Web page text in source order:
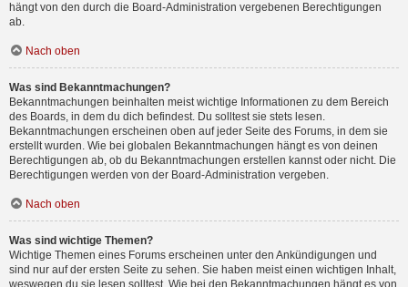
hängt von den durch die Board-Administration vergebenen Berechtigungen
ab.
Nach oben
Was sind Bekanntmachungen?
Bekanntmachungen beinhalten meist wichtige Informationen zu dem Bereich
des Boards, in dem du dich befindest. Du solltest sie stets lesen.
Bekanntmachungen erscheinen oben auf jeder Seite des Forums, in dem sie
erstellt wurden. Wie bei globalen Bekanntmachungen hängt es von deinen
Berechtigungen ab, ob du Bekanntmachungen erstellen kannst oder nicht. Die
Berechtigungen werden von der Board-Administration vergeben.
Nach oben
Was sind wichtige Themen?
Wichtige Themen eines Forums erscheinen unter den Ankündigungen und
sind nur auf der ersten Seite zu sehen. Sie haben meist einen wichtigen Inhalt,
weswegen du sie lesen solltest. Wie bei den Bekanntmachungen hängt es von